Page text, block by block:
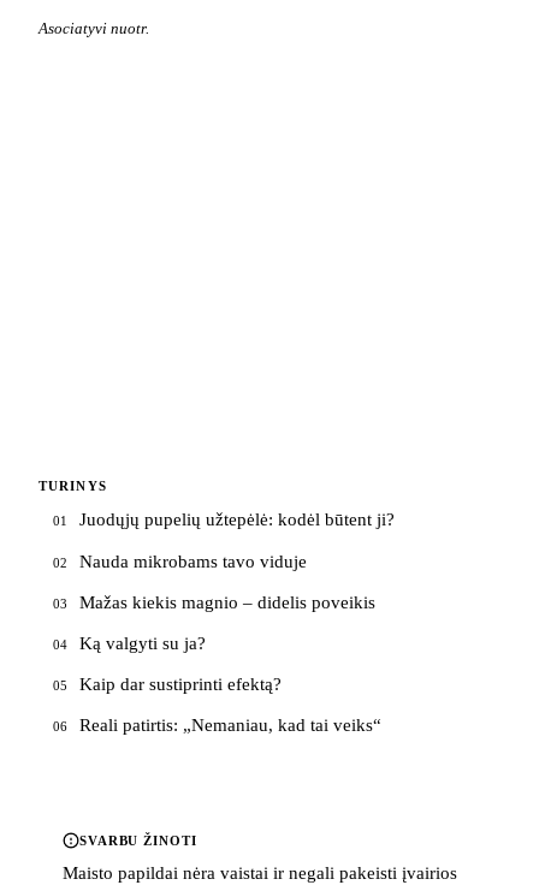
Asociatyvi nuotr.
TURINYS
01 Juodųjų pupelių užtepėlė: kodėl būtent ji?
02 Nauda mikrobams tavo viduje
03 Mažas kiekis magnio – didelis poveikis
04 Ką valgyti su ja?
05 Kaip dar sustiprinti efektą?
06 Reali patirtis: „Nemaniau, kad tai veiks“
SVARBU ŽINOTI
Maisto papildai nėra vaistai ir negali pakeisti įvairios